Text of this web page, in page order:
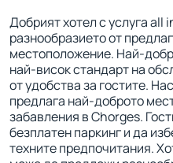
Добрият хотел с услуга
разнообразието от
местоположение. Най-
най-висок стандарт на
от удобства за гостите.
предлага най-доброто
забавления в Chorges.
безплатен паркинг и да
техните предпочитания.